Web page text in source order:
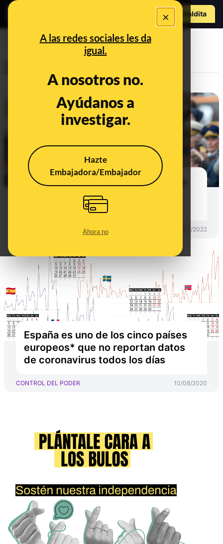
×
A las redes sociales les da
igual.
A nosotros no.
Ayúdanos a
investigar.
Hazte
Embajadora/Embajador
Ahora no
Hazte Maldita
Las versiones de Rusia, Putin y su
Gobierno sobre la adhesión de
Finlandia y Suecia a la OTAN
08/07/2022
España es uno de los cinco países
europeos* que no reportan datos
de coronavirus todos los días
CONTROL DEL PODER 10/08/2020